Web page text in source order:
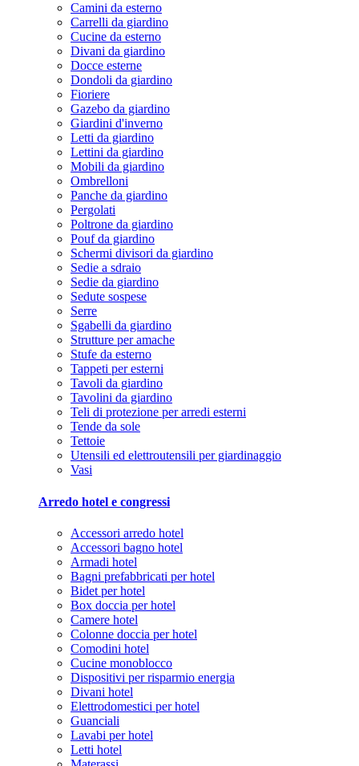
Camini da esterno
Carrelli da giardino
Cucine da esterno
Divani da giardino
Docce esterne
Dondoli da giardino
Fioriere
Gazebo da giardino
Giardini d'inverno
Letti da giardino
Lettini da giardino
Mobili da giardino
Ombrelloni
Panche da giardino
Pergolati
Poltrone da giardino
Pouf da giardino
Schermi divisori da giardino
Sedie a sdraio
Sedie da giardino
Sedute sospese
Serre
Sgabelli da giardino
Strutture per amache
Stufe da esterno
Tappeti per esterni
Tavoli da giardino
Tavolini da giardino
Teli di protezione per arredi esterni
Tende da sole
Tettoie
Utensili ed elettroutensili per giardinaggio
Vasi
Arredo hotel e congressi
Accessori arredo hotel
Accessori bagno hotel
Armadi hotel
Bagni prefabbricati per hotel
Bidet per hotel
Box doccia per hotel
Camere hotel
Colonne doccia per hotel
Comodini hotel
Cucine monoblocco
Dispositivi per risparmio energia
Divani hotel
Elettrodomestici per hotel
Guanciali
Lavabi per hotel
Letti hotel